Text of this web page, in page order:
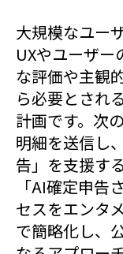
大規模なユー
UXやユーザ
な評価や主観
ら必要とされ
計画です。次
明細を送信し
告」を支援す
「AI確定申告
セスをエンタ
で簡略化し、